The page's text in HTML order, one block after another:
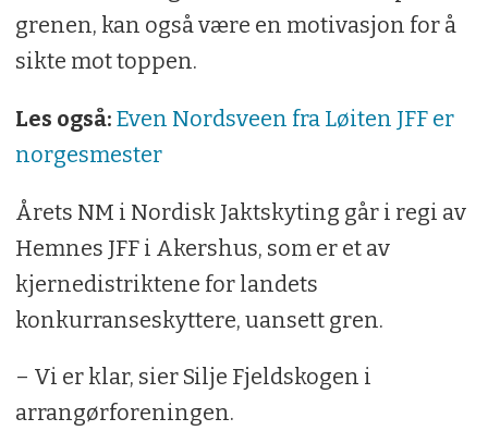
grenen, kan også være en motivasjon for å
sikte mot toppen.
Les også: Even Nordsveen fra Løiten JFF er
norgesmester
Årets NM i Nordisk Jaktskyting går i regi av
Hemnes JFF i Akershus, som er et av
kjernedistriktene for landets
konkurranseskyttere, uansett gren.
– Vi er klar, sier Silje Fjeldskogen i
arrangørforeningen.